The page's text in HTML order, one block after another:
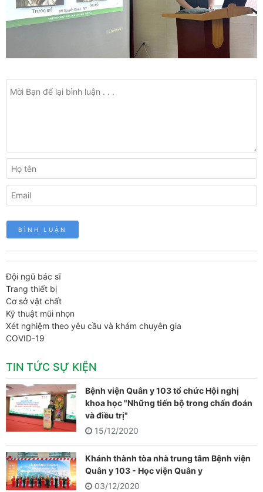
Đội ngũ bác sĩ
Trang thiết bị
Cơ sở vật chất
Kỹ thuật mũi nhọn
Xét nghiệm theo yêu cầu và khám chuyên gia
COVID-19
TIN TỨC SỰ KIỆN
Bệnh viện Quân y 103 tổ chức Hội nghị
khoa học "Những tiến bộ trong chẩn đoán
và điều trị"
15/12/2020
Khánh thành tòa nhà trung tâm Bệnh viện
Quân y 103 - Học viện Quân y
03/12/2020